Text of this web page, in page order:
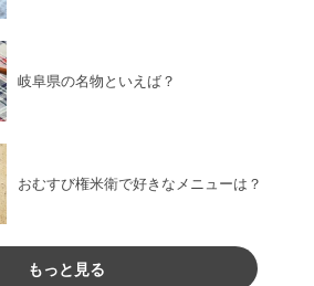
岐阜県の名物といえば？
おむすび権米衛で好きなメニューは？
もっと見る